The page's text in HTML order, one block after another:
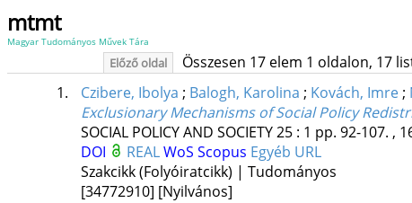
mtmt
Magyar Tudományos Művek Tára
Előző oldal Összesen 17 elem 1 oldalon, 17
1. Czibere, Ibolya ; Balogh, Karolina ; Kovách, Imre;
Exclusionary Mechanisms of Social Policy
SOCIAL POLICY AND SOCIETY25: 1 pp. 92-107. ,
DOI
REALWoS Scopus Egyéb URL
Szakcikk (Folyóiratcikk) | Tudományos
[34772910] [Nyilvános]